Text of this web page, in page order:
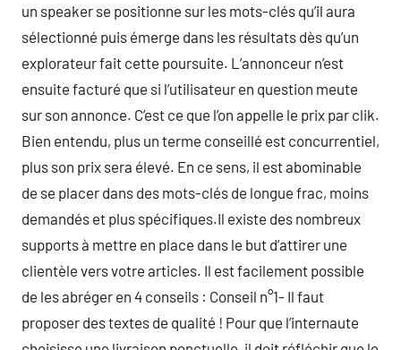
un speaker se positionne sur les mots-clés qu’il aura
sélectionné puis émerge dans les résultats dès qu’un
explorateur fait cette poursuite. L’annonceur n’est
ensuite facturé que si l’utilisateur en question meute
sur son annonce. C’est ce que l’on appelle le prix par clik.
Bien entendu, plus un terme conseillé est concurrentiel,
plus son prix sera élevé. En ce sens, il est abominable
de se placer dans des mots-clés de longue frac, moins
demandés et plus spécifiques.Il existe des nombreux
supports à mettre en place dans le but d’attirer une
clientèle vers votre articles. Il est facilement possible
de les abréger en 4 conseils : Conseil n°1- Il faut
proposer des textes de qualité ! Pour que l’internaute